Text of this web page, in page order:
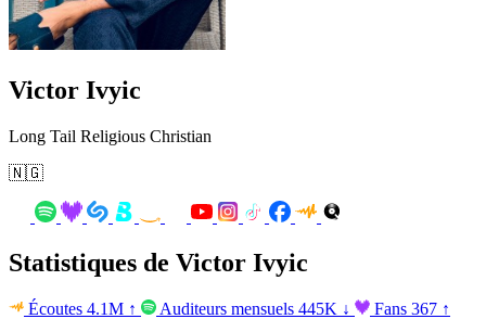
Victor Ivyic
Long Tail Religious Christian
🇳🇬
Statistiques de Victor Ivyic
Écoutes 4.1M ↑ Auditeurs mensuels 445K ↓ Fans 367 ↑